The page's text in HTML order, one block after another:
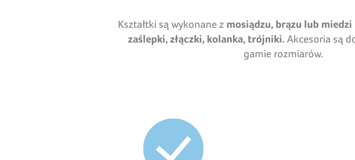
Kształtki są wykonane z mosiądzu, brązu lub
zaślepki, złączki, kolanka, trójniki. Akcesoria są
gamie rozmiarów.